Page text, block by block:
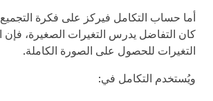
أما حساب التكامل فيركز على فكرة التجميع
كان التفاضل يدرس التغيرات الصغيرة، فإن
التغيرات للحصول على الصورة الكاملة.
ويُستخدم التكامل في: